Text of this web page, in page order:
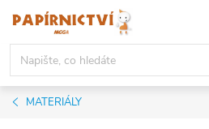
obsah
MATERIÁLY